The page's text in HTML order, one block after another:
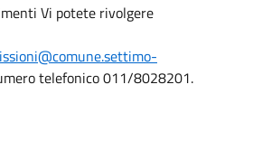
Vi potete rivolgere
telefonico 011/8028201.